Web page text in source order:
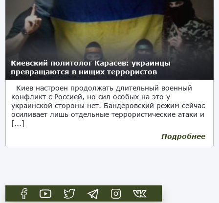
Киевский политолог Карасев: украинцы
превращаются в нищих террористов
Киев настроен продолжать длительный военный
конфликт с Россией, но сил особых на это у
украинской стороны нет. Бандеровский режим сейчас
осиливает лишь отдельные террористические атаки и
[...]
Подробнее